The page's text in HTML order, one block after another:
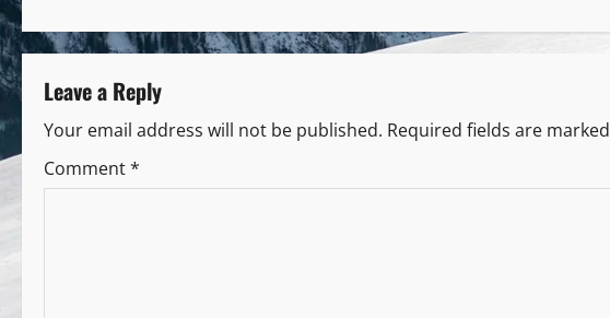
Leave a Reply
Your email address will not be published. Required fields are marked
Comment*